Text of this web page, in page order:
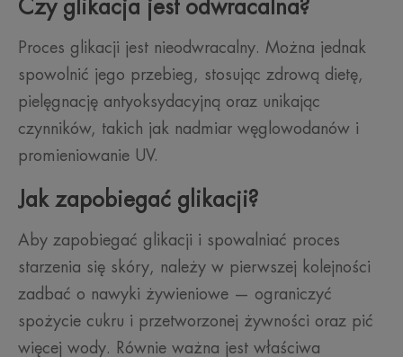
Czy glikacja jest odwracalna?
Proces glikacji jest nieodwracalny. Można jednak
spowolnić jego przebieg, stosując zdrową dietę,
pielęgnację antyoksydacyjną oraz unikając
czynników, takich jak nadmiar węglowodanów i
promieniowanie UV.
Jak zapobiegać glikacji?
Aby zapobiegać glikacji i spowalniać proces
starzenia się skóry, należy w pierwszej kolejności
zadbać o nawyki żywieniowe — ograniczyć
spożycie cukru i przetworzonej żywności oraz pić
więcej wody. Równie ważna jest właściwa